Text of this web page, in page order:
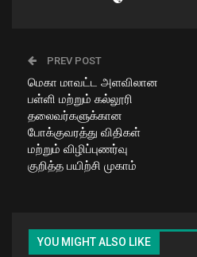
PREV POST
மெகா மாவட்ட அளவிலான
பள்ளி மற்றும் கல்லூரி
தலைவர்களுக்கான
போக்குவரத்து விதிகள்
மற்றும் விழிப்புணர்வு
குறித்த பயிற்சி முகாம்
YOU MIGHT ALSO LIKE